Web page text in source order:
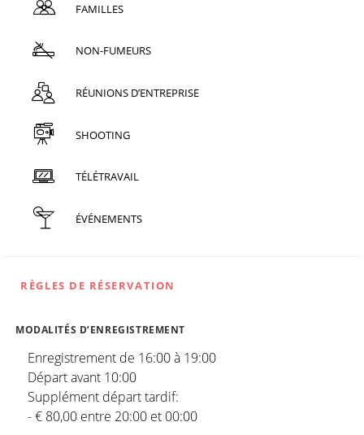
FAMILLES
NON-FUMEURS
RÉUNIONS D’ENTREPRISE
SHOOTING
TÉLÉTRAVAIL
ÉVÉNEMENTS
RÈGLES DE RÉSERVATION
MODALITÉS D’ENREGISTREMENT
Enregistrement de 16:00 à 19:00
Départ avant 10:00
Supplément départ tardif:
- € 80,00 entre 20:00 et 00:00